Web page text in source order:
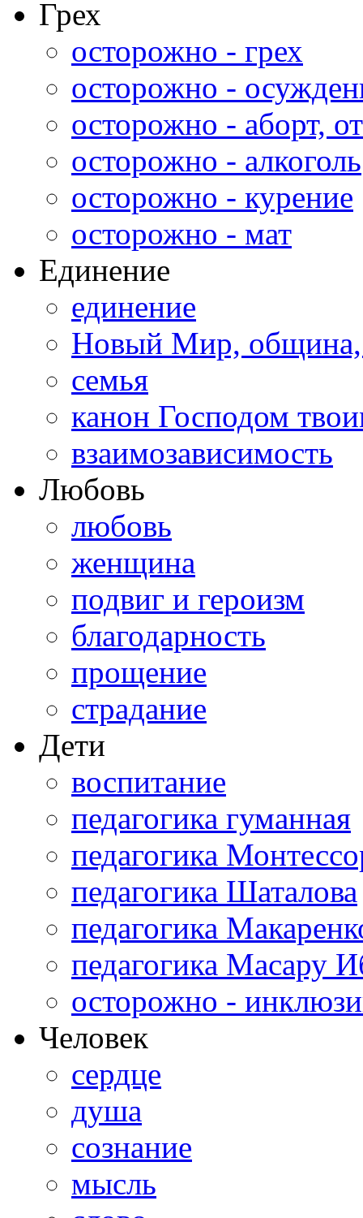
Грех
осторожно - грех
осторожно -
осторожно - аборт,
осторожно - алкоголь
осторожно - курение
осторожно - мат
Единение
единение
Новый Мир,
семья
канон Господом
взаимозависимость
Любовь
любовь
женщина
подвиг и героизм
благодарность
прощение
страдание
Дети
воспитание
педагогика гуманная
педагогика
педагогика Шаталова
педагогика
педагогика Масару
осторожно -
Человек
сердце
душа
сознание
мысль